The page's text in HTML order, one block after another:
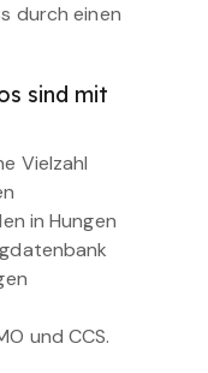
durch einen
sind mit
Vielzahl
in Hungen
und CCS.